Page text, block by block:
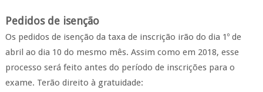
Pedidos de isenção
Os pedidos de isenção da taxa de inscrição irão do dia 1º de
abril ao dia 10 do mesmo mês. Assim como em 2018, esse
processo será feito antes do período de inscrições para o
exame. Terão direito à gratuidade: